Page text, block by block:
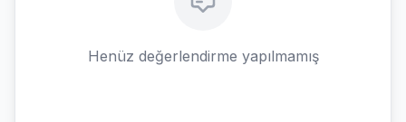
Henüz değerlendirme yapılmamış